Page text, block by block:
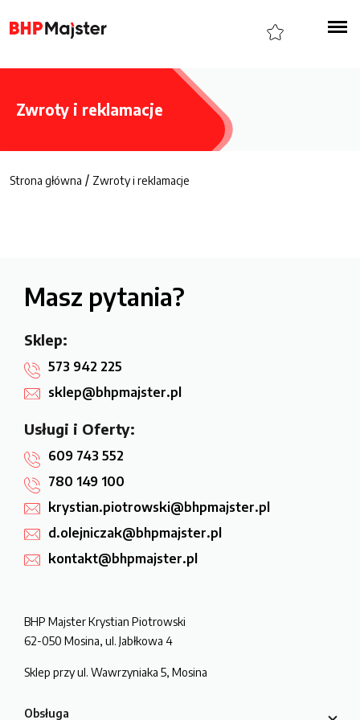
Zwroty i reklamacje
Strona główna / Zwroty i reklamacje
Masz pytania?
Sklep:
573 942 225
sklep@bhpmajster.pl
Usługi i Oferty:
609 743 552
780 149 100
krystian.piotrowski@bhpmajster.pl
d.olejniczak@bhpmajster.pl
kontakt@bhpmajster.pl
BHP Majster Krystian Piotrowski
62-050 Mosina, ul. Jabłkowa 4
Sklep przy ul. Wawrzyniaka 5, Mosina
Obsługa